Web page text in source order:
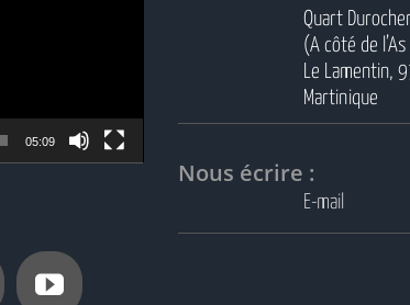
05:09
Quart
(A côté de
Le Lamentin,
Martinique
Nous écrire :
E-mail